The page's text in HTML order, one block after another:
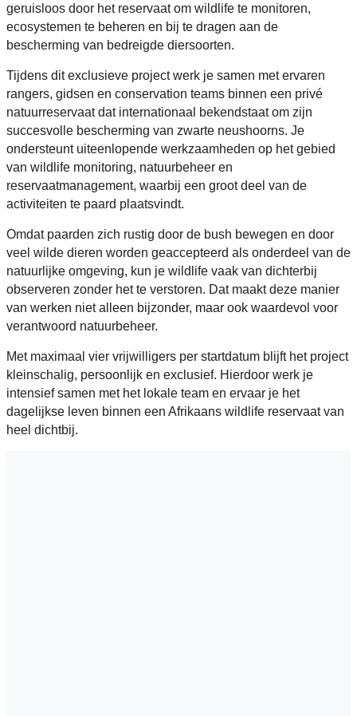
geruisloos door het reservaat om wildlife te monitoren,
ecosystemen te beheren en bij te dragen aan de
bescherming van bedreigde diersoorten.
Tijdens dit exclusieve project werk je samen met ervaren
rangers, gidsen en conservation teams binnen een privé
natuurreservaat dat internationaal bekendstaat om zijn
succesvolle bescherming van zwarte neushoorns. Je
ondersteunt uiteenlopende werkzaamheden op het gebied
van wildlife monitoring, natuurbeheer en
reservaatmanagement, waarbij een groot deel van de
activiteiten te paard plaatsvindt.
Omdat paarden zich rustig door de bush bewegen en door
veel wilde dieren worden geaccepteerd als onderdeel van de
natuurlijke omgeving, kun je wildlife vaak van dichterbij
observeren zonder het te verstoren. Dat maakt deze manier
van werken niet alleen bijzonder, maar ook waardevol voor
verantwoord natuurbeheer.
Met maximaal vier vrijwilligers per startdatum blijft het project
kleinschalig, persoonlijk en exclusief. Hierdoor werk je
intensief samen met het lokale team en ervaar je het
dagelijkse leven binnen een Afrikaans wildlife reservaat van
heel dichtbij.